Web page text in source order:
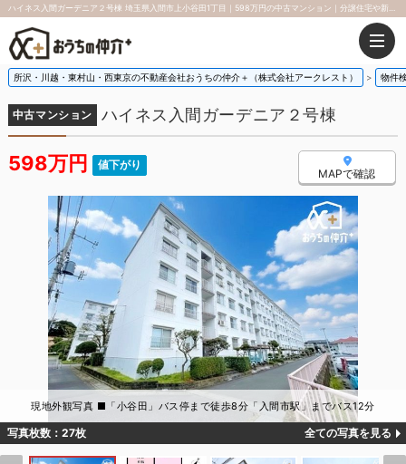
所沢・川越・東村山・西東京の不動産会社おうちの仲介＋（株式会社アークレスト） 物件
中古マンション ハイネス入間ガーデニア２号棟
598万円 値下がり
MAPで確認
現地外観写真 ■「小谷田」バス停まで徒歩8分「入間市駅」までバス12分
写真枚数：27枚 全ての写真を見る